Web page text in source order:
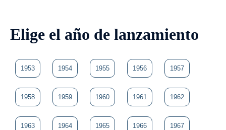
Elige el año de lanzamiento
1953 1954 1955 1956 1957
1958 1959 1960 1961 1962
1963 1964 1965 1966 1967